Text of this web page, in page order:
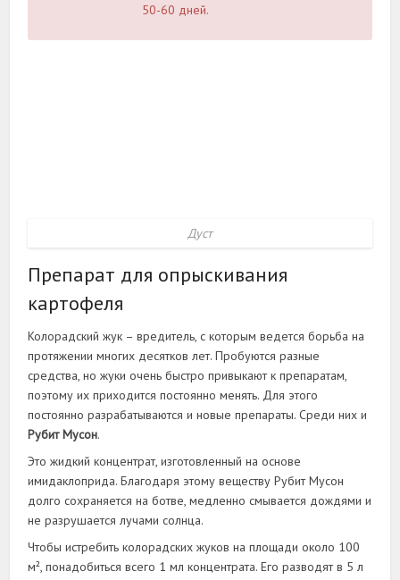
50-60 дней.
Дуст
Препарат для опрыскивания
картофеля
Колорадский жук – вредитель, с которым ведется борьба на
протяжении многих десятков лет. Пробуются разные
средства, но жуки очень быстро привыкают к препаратам,
поэтому их приходится постоянно менять. Для этого
постоянно разрабатываются и новые препараты. Среди них и
Рубит Мусон.
Это жидкий концентрат, изготовленный на основе
имидаклоприда. Благодаря этому веществу Рубит Мусон
долго сохраняется на ботве, медленно смывается дождями и
не разрушается лучами солнца.
Чтобы истребить колорадских жуков на площади около 100
м², понадобиться всего 1 мл концентрата. Его разводят в 5 л